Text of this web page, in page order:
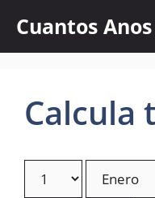
content
Cuantos
Calcula